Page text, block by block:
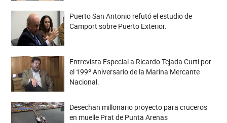
Puerto San Antonio refutó el estudio de
Camport sobre Puerto Exterior.
Entrevista Especial a Ricardo Tejada Curti por
el 199º Aniversario de la Marina Mercante
Nacional.
Desechan millonario proyecto para cruceros
en muelle Prat de Punta Arenas